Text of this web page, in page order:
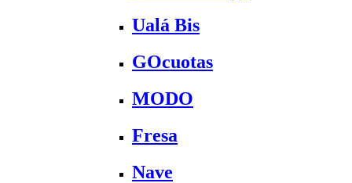
Ualá Bis
GOcuotas
MODO
Fresa
Nave